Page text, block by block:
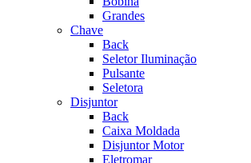
Grandes
Chave
Back
Seletor Iluminação
Pulsante
Seletora
Disjuntor
Back
Caixa Moldada
Disjuntor Motor
Eletromar